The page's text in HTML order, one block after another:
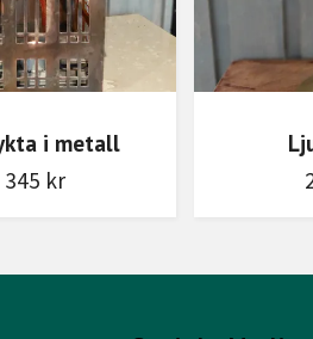
i metall
345 kr